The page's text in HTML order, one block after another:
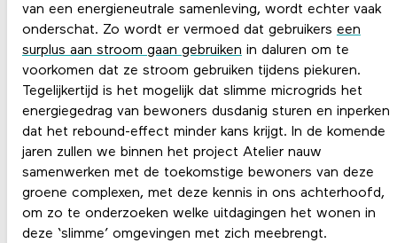
van een energieneutrale samenleving, wordt echter vaak
onderschat. Zo wordt er vermoed dat gebruikers een
surplus aan stroom gaan gebruiken in daluren om te
voorkomen dat ze stroom gebruiken tijdens piekuren.
Tegelijkertijd is het mogelijk dat slimme microgrids het
energiegedrag van bewoners dusdanig sturen en inperken
dat het rebound-effect minder kans krijgt. In de komende
jaren zullen we binnen het project Atelier nauw
samenwerken met de toekomstige bewoners van deze
groene complexen, met deze kennis in ons achterhoofd,
om zo te onderzoeken welke uitdagingen het wonen in
deze ‘slimme’ omgevingen met zich meebrengt.